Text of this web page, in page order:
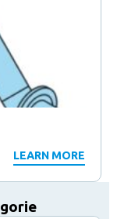
LEARN MORE